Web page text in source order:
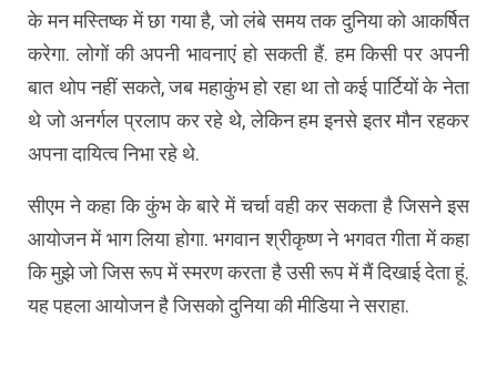
के मन मस्तिष्क में छा गया है, जो लंबे समय तक दुनिया को आकर्षित
करेगा. लोगों की अपनी भावनाएं हो सकती हैं. हम किसी पर अपनी
बात थोप नहीं सकते, जब महाकुंभ हो रहा था तो कई पार्टियों के नेता
थे जो अनर्गल प्रलाप कर रहे थे, लेकिन हम इनसे इतर मौन रहकर
अपना दायित्व निभा रहे थे.
सीएम ने कहा कि कुंभ के बारे में चर्चा वही कर सकता है जिसने इस
आयोजन में भाग लिया होगा. भगवान श्रीकृष्ण ने भगवत गीता में कहा
कि मुझे जो जिस रूप में स्मरण करता है उसी रूप में मैं दिखाई देता हूं.
यह पहला आयोजन है जिसको दुनिया की मीडिया ने सराहा.